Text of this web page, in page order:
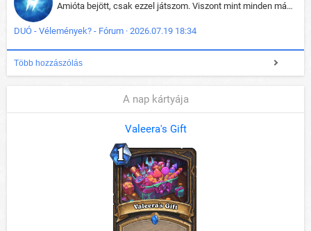
Amióta bejött, csak ezzel játszom. Viszont mint minden más - akár az alapjáték is, ez is baromira összetett lett. Néha már pár kör után is esélytelen az egész. Vagy irreállisan túltápol valaki, vagy lelép a partner, vagy csak hülye mint a segg. És amikor eljönne az én időm, na akkor jön el mindenki másé is. Engem jobban érdekelne, hogy ki milyen ratingen szokott játszani. Na ez lenne egy érdekes adat.
DUÓ - Vélemények? - Fórum · 2026.07.19 18:34
Több hozzászólás
A nap kártyája
Valeera's Gift